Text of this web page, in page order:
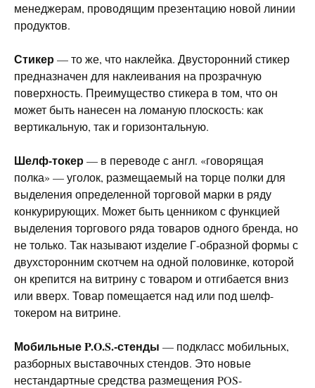
менеджерам, проводящим презентацию новой линии
продуктов.
Стикер — то же, что наклейка. Двусторонний стикер
предназначен для наклеивания на прозрачную
поверхность. Преимущество стикера в том, что он
может быть нанесен на ломаную плоскость: как
вертикальную, так и горизонтальную.
Шелф-токер — в переводе с англ. «говорящая
полка» — уголок, размещаемый на торце полки для
выделения определенной торговой марки в ряду
конкурирующих. Может быть ценником с функцией
выделения торгового ряда товаров одного бренда, но
не только. Так называют изделие Г-образной формы с
двухсторонним скотчем на одной половинке, которой
он крепится на витрину с товаром и отгибается вниз
или вверх. Товар помещается над или под шелф-
токером на витрине.
Мобильные P.O.S.-стенды — подкласс мобильных,
разборных выставочных стендов. Это новые
нестандартные средства размещения POS-